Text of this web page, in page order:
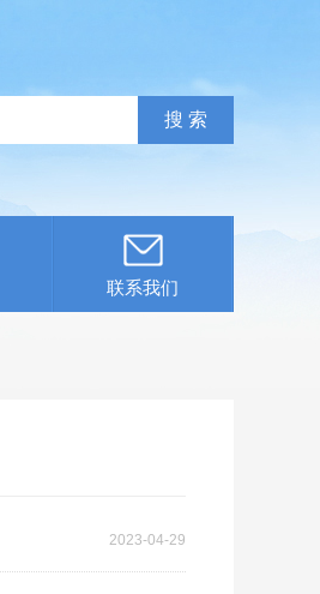
联系我们
2023-04-29